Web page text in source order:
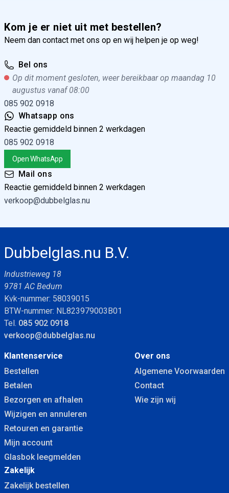
Kom je er niet uit met bestellen?
Neem dan contact met ons op en wij helpen je op weg!
Bel ons
Op dit moment gesloten, weer bereikbaar op maandag 10
augustus vanaf 08:00
085 902 0918
Whatsapp ons
Reactie gemiddeld binnen 2 werkdagen
085 902 0918
Open WhatsApp
Mail ons
Reactie gemiddeld binnen 2 werkdagen
verkoop@dubbelglas.nu
Dubbelglas.nu B.V.
Industrieweg 18
9781 AC Bedum
Kvk-nummer: 58039015
BTW-nummer: NL823979003B01
Tel. 085 902 0918
verkoop@dubbelglas.nu
Klantenservice
Bestellen
Betalen
Bezorgen en afhalen
Wijzigen en annuleren
Retouren en garantie
Mijn account
Glasbok leegmelden
Over ons
Algemene Voorwaarden
Contact
Wie zijn wij
Zakelijk
Zakelijk bestellen